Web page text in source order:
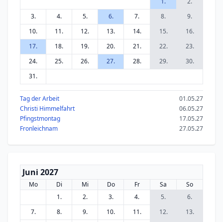
3.
4. 5. 6. 7. 8.
9.
10.
11. 12. 13. 14. 15.
16.
17.
18. 19. 20. 21. 22.
23.
24.
25. 26. 27. 28. 29.
30.
31.
Tag der Arbeit
01.05.27
Christi Himmelfahrt
06.05.27
Pfingstmontag
17.05.27
Fronleichnam
27.05.27
Juni 2027
Mo Di Mi Do Fr Sa
So
1.
2. 3. 4. 5.
6.
7.
8. 9. 10. 11. 12.
13.